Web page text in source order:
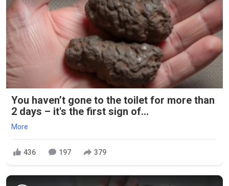
You haven’t gone to the toilet for more than
2 days – it's the first sign of...
More
436 197 379